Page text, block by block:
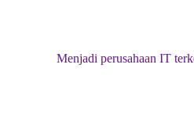
Menjadi perusahaan IT